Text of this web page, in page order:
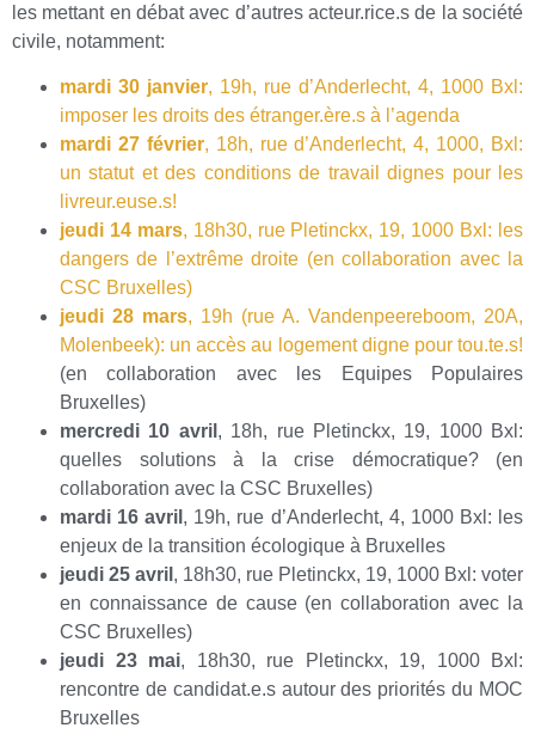
les mettant en débat avec d’autres acteur.rice.s de la société
civile, notamment:
mardi 30 janvier, 19h, rue d’Anderlecht, 4, 1000 Bxl:
imposer les droits des étranger.ère.s à l’agenda
mardi 27 février, 18h, rue d’Anderlecht, 4, 1000, Bxl:
un statut et des conditions de travail dignes pour les
livreur.euse.s!
jeudi 14 mars, 18h30, rue Pletinckx, 19, 1000 Bxl: les
dangers de l’extrême droite (en collaboration avec la
CSC Bruxelles)
jeudi 28 mars, 19h (rue A. Vandenpeereboom, 20A,
Molenbeek): un accès au logement digne pour tou.te.s!
(en collaboration avec les Equipes Populaires
Bruxelles)
mercredi 10 avril , 18h, rue Pletinckx, 19, 1000 Bxl:
quelles solutions à la crise démocratique? (en
collaboration avec la CSC Bruxelles)
mardi 16 avril , 19h, rue d’Anderlecht, 4, 1000 Bxl: les
enjeux de la transition écologique à Bruxelles
jeudi 25 avril , 18h30, rue Pletinckx, 19, 1000 Bxl: voter
en connaissance de cause (en collaboration avec la
CSC Bruxelles)
jeudi 23 mai, 18h30, rue Pletinckx, 19, 1000 Bxl:
rencontre de candidat.e.s autour des priorités du MOC
Bruxelles